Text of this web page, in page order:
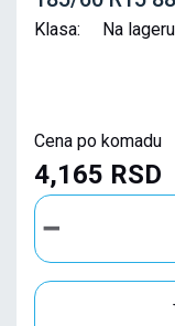
Klasa: Na
Cena po komadu
4,165 RSD